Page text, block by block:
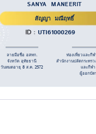
SANYA MANEERIT
สัญญา มณีฤทธิ์
UTI61000269
ลายมือชื่อ อสทก.
จังหวัด อุทัยธานี
วันหมดอายุ 8 ส.ค. 2572
ท่องเที่ยวและกี
สำนักงานปลัดกระทรว
และกีฬา
ผู้ออกบัต